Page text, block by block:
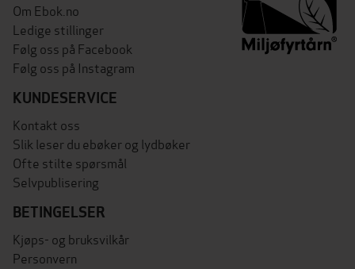
Om Ebok.no
Ledige stillinger
Følg oss på Facebook
Følg oss på Instagram
KUNDESERVICE
Kontakt oss
Slik leser du ebøker og lydbøker
Ofte stilte spørsmål
Selvpublisering
BETINGELSER
Kjøps- og bruksvilkår
Personvern